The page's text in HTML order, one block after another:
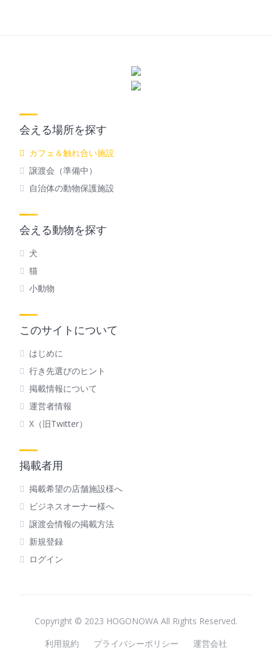
会える場所を探す
カフェ＆触れ合い施設
譲渡会（準備中）
自治体の動物保護施設
会える動物を探す
犬
猫
小動物
このサイトについて
はじめに
行き先選びのヒント
掲載情報について
運営者情報
X（旧Twitter）
掲載者用
掲載希望の店舗施設様へ
ビジネスオーナー様へ
譲渡会情報の掲載方法
新規登録
ログイン
Copyright © 2023 HOGONOWA All Rights Reserved.
利用規約
プライバシーポリシー 運営会社